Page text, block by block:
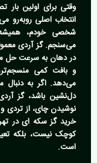
وقتی برای اولین بار
انتخاب اصلی روبه‌رو
شخصی خودم، همیشه
می‌سنجم. گز آردی
در دهان به سرعت حل
و بافت کمی
می‌دهد. اگر به
دل‌نشین باشد، گز
نوشیدن چای، از تردی
خرید گز سکه ای در
کوچک نیست، بلکه
است.